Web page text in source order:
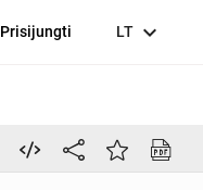
Prisijungti LT expand_more